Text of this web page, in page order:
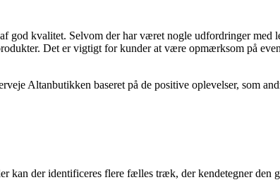
god kvalitet. Selvom der har været nogle udfordringer
Det er vigtigt for kunder at være opmærksom på
Altanbutikken baseret på de positive oplevelser, som
kan der identificeres flere fælles træk, der kendetegner